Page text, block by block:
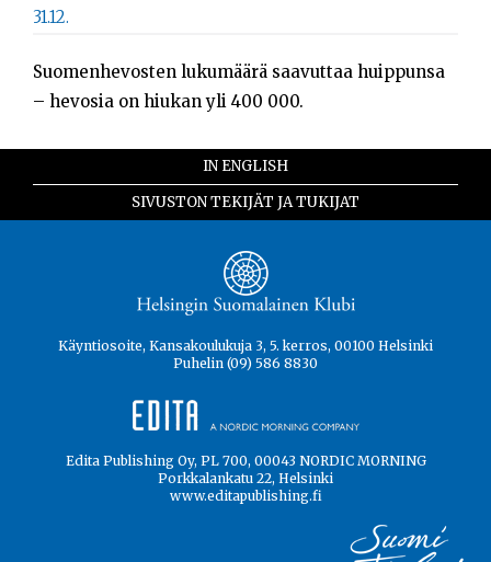
31.12.
Suomenhevosten lukumäärä saavuttaa huippunsa
– hevosia on hiukan yli 400 000.
IN ENGLISH
SIVUSTON TEKIJÄT JA TUKIJAT
Käyntiosoite, Kansakoulukuja 3, 5. kerros, 00100 Helsinki
Puhelin (09) 586 8830
Edita Publishing Oy, PL 700, 00043 NORDIC MORNING
Porkkalankatu 22, Helsinki
www.editapublishing.fi